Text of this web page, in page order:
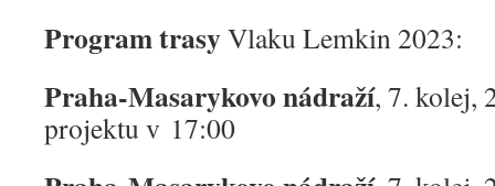
Program trasyVlaku Lemkin 2023:
Praha-Masarykovo nádraží, 7. kolej,
projektu v 17:00